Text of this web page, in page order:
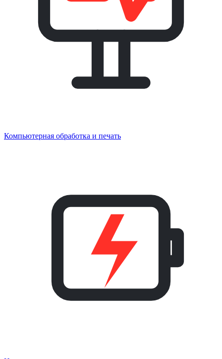
Компьютерная обработка и печать